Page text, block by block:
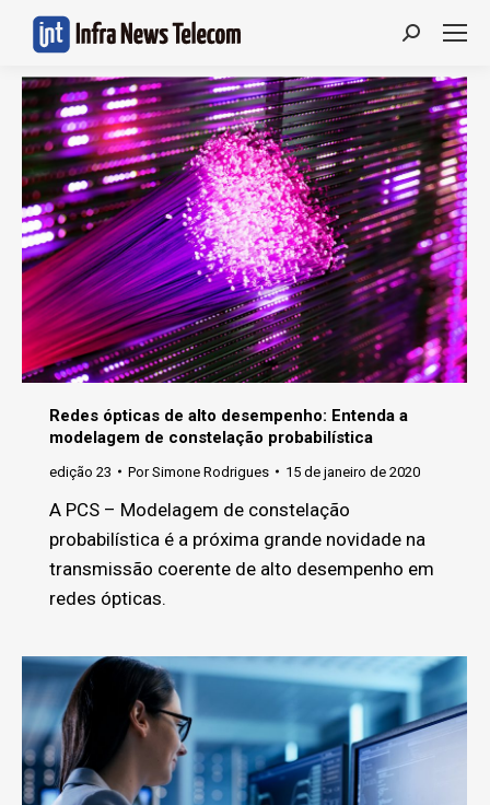
Search:
Redes ópticas de alto desempenho: Entenda a
modelagem de constelação probabilística
edição 23 PorSimone Rodrigues 15 de janeiro de 2020
A PCS – Modelagem de constelação
probabilística é a próxima grande novidade na
transmissão coerente de alto desempenho em
redes ópticas.